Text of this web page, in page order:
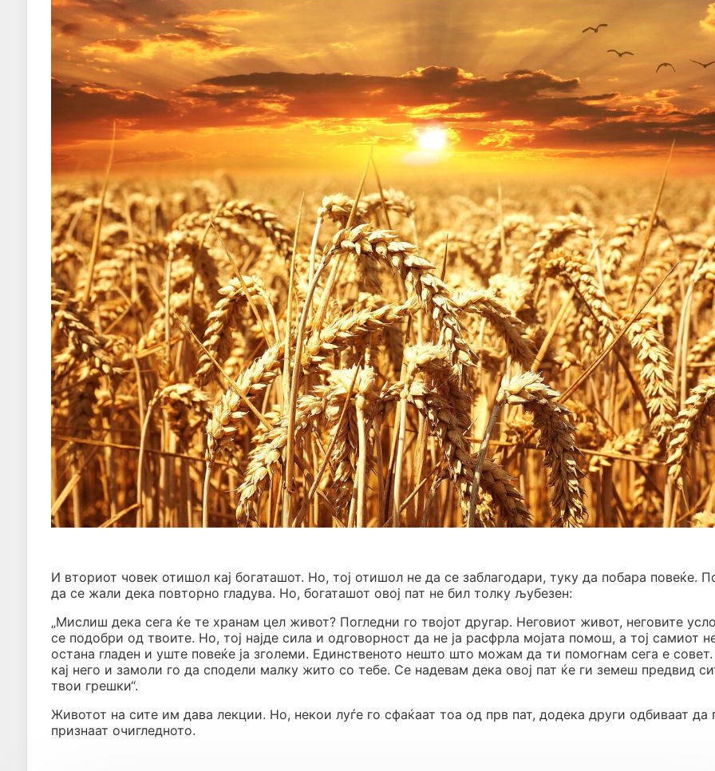
И вториот човек отишол кај богаташот. Но, тој отишол не да се заблагодари, туку да побара повеќе.
да се жали дека повторно гладува. Но, богаташот овој пат не бил толку љубезен:
„Мислиш дека сега ќе те хранам цел живот? Погледни го твојот другар. Неговиот живот, неговите
се подобри од твоите. Но, тој најде сила и одговорност да не ја расфрла мојата помош, а тој самиот
остана гладен и уште повеќе ја зголеми. Единственото нешто што можам да ти помогнам сега е
кај него и замоли го да сподели малку жито со тебе. Се надевам дека овој пат ќе ги земеш предвид
твои грешки“.
Животот на сите им дава лекции. Но, некои луѓе го сфаќаат тоа од прв пат, додека други одбиваат да
признаат очигледното.